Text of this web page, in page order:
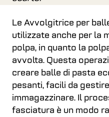
Le Avvolgitrice per
utilizzate anche per la
polpa, in quanto la
avvolta. Questa
creare balle di pasta
pesanti, facili da
immagazzinare. Il
fasciatura è un modo